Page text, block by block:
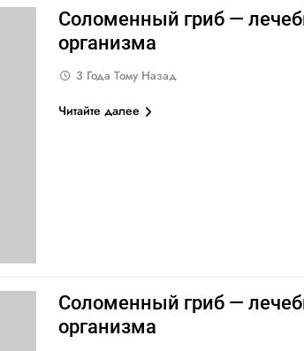
Соломенный гриб —
организма
3 Года Тому Назад
Читайте далее
Соломенный гриб —
организма